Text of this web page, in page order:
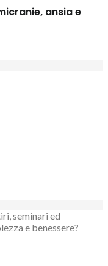
ansia e
seminari ed
e benessere?